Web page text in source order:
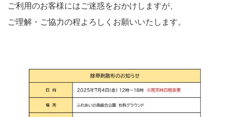
ご利用のお客様にはご迷惑をおかけしますが、
ご理解・ご協力の程よろしくお願いいたします。